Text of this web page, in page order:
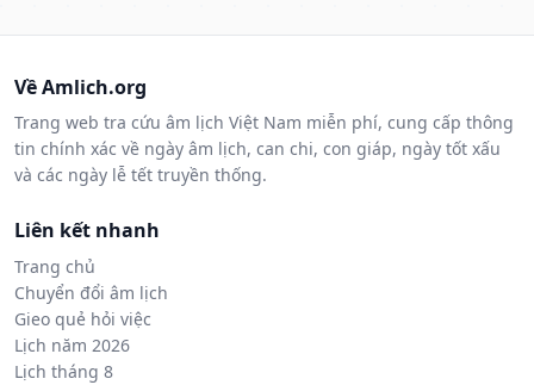
Về Amlich.org
Trang web tra cứu âm lịch Việt Nam miễn phí, cung cấp thông
tin chính xác về ngày âm lịch, can chi, con giáp, ngày tốt xấu
và các ngày lễ tết truyền thống.
Liên kết nhanh
Trang chủ
Chuyển đổi âm lịch
Gieo quẻ hỏi việc
Lịch năm 2026
Lịch tháng 8